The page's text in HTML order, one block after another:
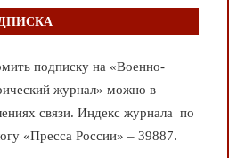
подписку на «Военно-
журнал» можно в
связи. Индекс журнала по
«Пресса России» – 39887.